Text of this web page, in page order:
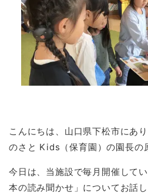
こんにちは、山口県下松市にあ
のさと Kids（保育園）の園長の
今日は、当施設で毎月開催して
本の読み聞かせ」についてお話